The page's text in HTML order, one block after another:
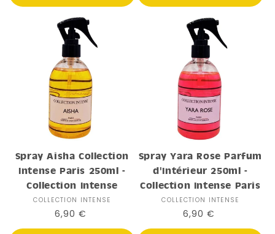
Spray Aisha Collection
Intense Paris 250ml -
Collection Intense
Distributeur :
COLLECTION INTENSE
Prix
habituel
6,90 €
Spray Yara Rose Parfum
d'Intérieur 250ml -
Collection Intense Paris
Distributeur :
COLLECTION INTENSE
Prix
habituel
6,90 €